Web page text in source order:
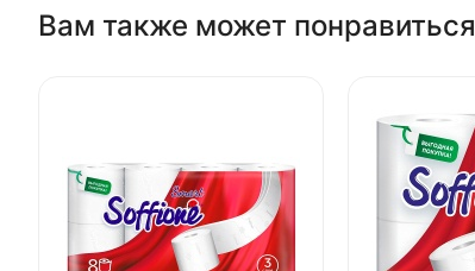
Вам также может понравиться